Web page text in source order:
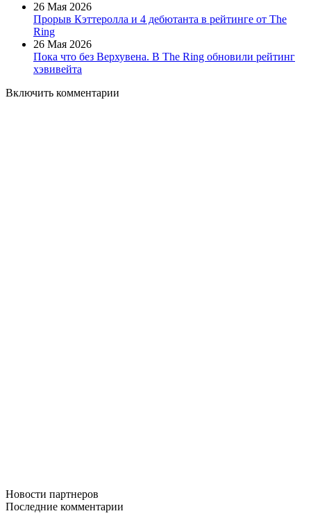
26 Мая 2026
Прорыв Кэттеролла и 4 дебютанта в рейтинге от The
Ring
26 Мая 2026
Пока что без Верхувена. В The Ring обновили рейтинг
хэвивейта
Включить комментарии
Новости партнеров
Последние комментарии